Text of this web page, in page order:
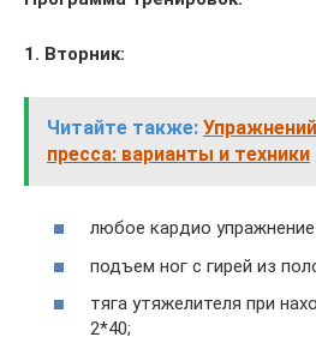
1. Вторник:
Читайте также:
пресса: варианты и техники
любое кардио
подъем ног с гирей из
тяга утяжелителя при
2*40;